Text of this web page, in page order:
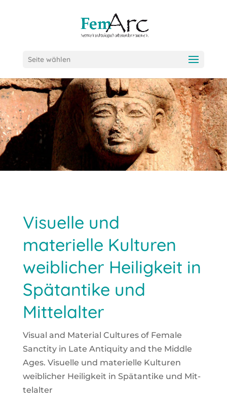
Seite wählen
Visuelle und
materielle Kulturen
weiblicher Heiligkeit in
Spätantike und
Mittelalter
Visu­al and Mate­ri­al Cul­tures of Fema­le
Sanc­ti­ty in Late Anti­qui­ty and the Midd­le
Ages. Visu­el­le und mate­ri­el­le Kul­tu­ren
weib­li­cher Hei­lig­keit in Spät­an­ti­ke und Mit­
tel­al­ter